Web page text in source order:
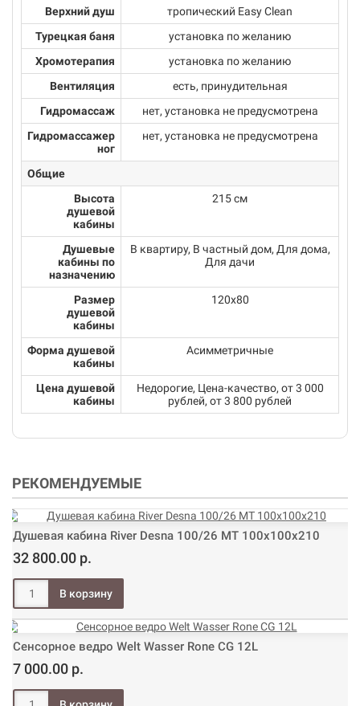
Верхний душ
тропический Easy Clean
Турецкая баня
установка по желанию
Хромотерапия
установка по желанию
Вентиляция
есть, принудительная
Гидромассаж
нет, установка не предусмотрена
Гидромассажер
ног
нет, установка не предусмотрена
Общие
Высота
душевой
кабины
215 см
Душевые
кабины по
назначению
В квартиру, В частный дом, Для дома,
Для дачи
Размер
душевой
кабины
120x80
Форма душевой
кабины
Асимметричные
Цена душевой
кабины
Недорогие, Цена-качество, от 3 000
рублей, от 3 800 рублей
РЕКОМЕНДУЕМЫЕ
Душевая кабина River Desna 100/26 МТ 100х100х210
32 800.00 р.
Сенсорное ведро Welt Wasser Rone CG 12L
7 000.00 р.